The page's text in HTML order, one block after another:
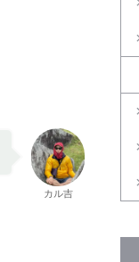
カル吉